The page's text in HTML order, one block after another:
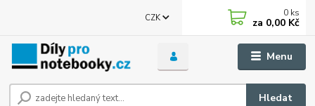
Menu
CZK
Hledat
0 ks
za 0,00 Kč